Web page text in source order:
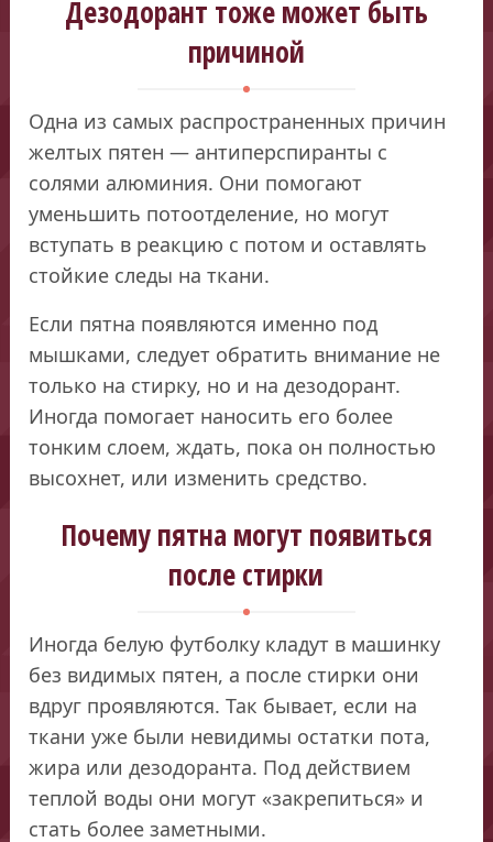
Дезодорант тоже может быть
причиной
Одна из самых распространенных причин
желтых пятен — антиперспиранты с
солями алюминия. Они помогают
уменьшить потоотделение, но могут
вступать в реакцию с потом и оставлять
стойкие следы на ткани.
Если пятна появляются именно под
мышками, следует обратить внимание не
только на стирку, но и на дезодорант.
Иногда помогает наносить его более
тонким слоем, ждать, пока он полностью
высохнет, или изменить средство.
Почему пятна могут появиться
после стирки
Иногда белую футболку кладут в машинку
без видимых пятен, а после стирки они
вдруг проявляются. Так бывает, если на
ткани уже были невидимы остатки пота,
жира или дезодоранта. Под действием
теплой воды они могут «закрепиться» и
стать более заметными.